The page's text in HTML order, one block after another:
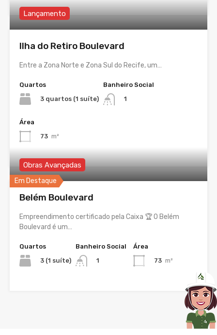
Lançamento
Ilha do Retiro Boulevard
Entre a Zona Norte e Zona Sul do Recife, um…
Quartos
3 quartos (1 suíte)
Banheiro Social
1
Área
73 m²
Em Destaque
Obras Avançadas
Belém Boulevard
Empreendimento certificado pela Caixa 🏆 O Belém
Boulevard é um…
Quartos
3 (1 suíte)
Banheiro Social
1
Área
73 m²